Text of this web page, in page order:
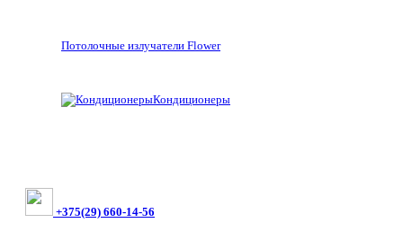
Потолочные излучатели Flower
Кондиционеры
+375(29) 660-14-56